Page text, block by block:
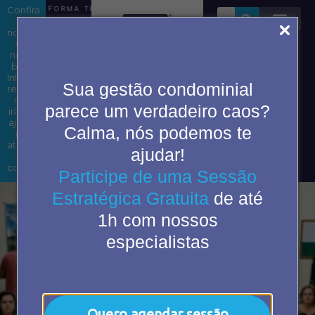
Sua gestão condominial
parece um verdadeiro caos?
Calma, nós podemos te
ajudar!
Participe de uma Sessão
Estratégica Gratuita de até
1h com nossos
especialistas
Confira
as
novidades
em
nosso
blog.
Informações
relevantes
que
irão te
ajudar
nas
atividades
cotidiano.
REFORMA TRIBUTÁRIA EM CONDOMÍNIOS: ENTENDA OS
condômino
2ª Via
de
boleto